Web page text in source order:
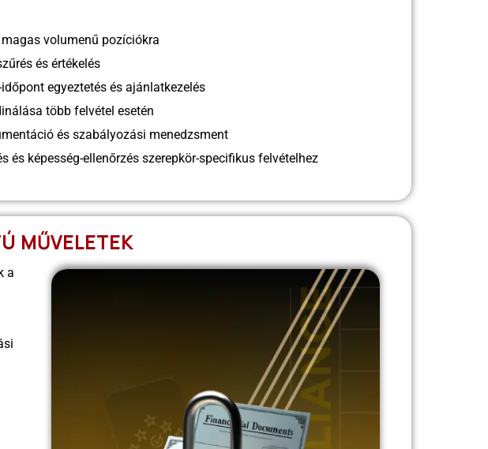
volumenű pozíciókra
és értékelés
egyeztetés és ajánlatkezelés
több felvétel esetén
és szabályozási menedzsment
és képesség-ellenőrzés szerepkör-specifikus felvételhez
MŰVELETEK
a